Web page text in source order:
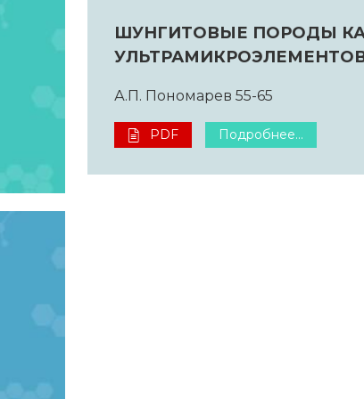
ШУНГИТОВЫЕ ПОРОДЫ
А.П. Пономарев 55-65
PDF Подробнее...